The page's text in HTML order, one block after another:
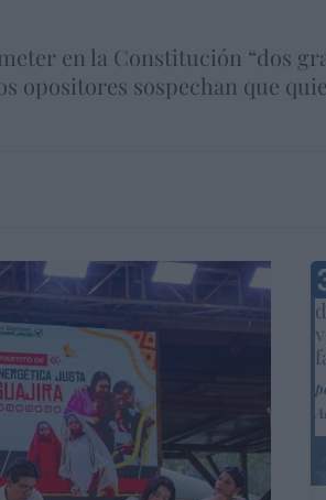
en la Constitución “dos
opositores sospechan que